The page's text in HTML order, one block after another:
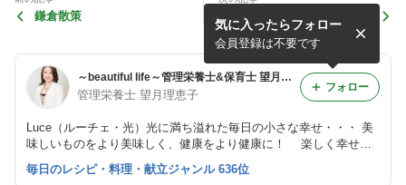
鎌倉散策
【報告】フードフェス 必勝
法！ 〜めざましテレビ こ
こ調〜
～beautiful life～管理栄養士&保育士 望月理恵子のLuceな日々
管理栄養士 望月理恵子
Luce（ルーチェ・光）光に満ち溢れた毎日の小さな幸せ・・・ 美
味しいものをより美味しく、健康をより健康に！ 楽しく幸せに
過ごせる日々のために♪ 企業・個人様のヘルスケアサポートを行っ
ています☆ 健康検定協会を運営しています。
気に入ったらフォロー
会員登録は不要です
フォロー
毎日のレシピ・料理・献立ジャンル 636位